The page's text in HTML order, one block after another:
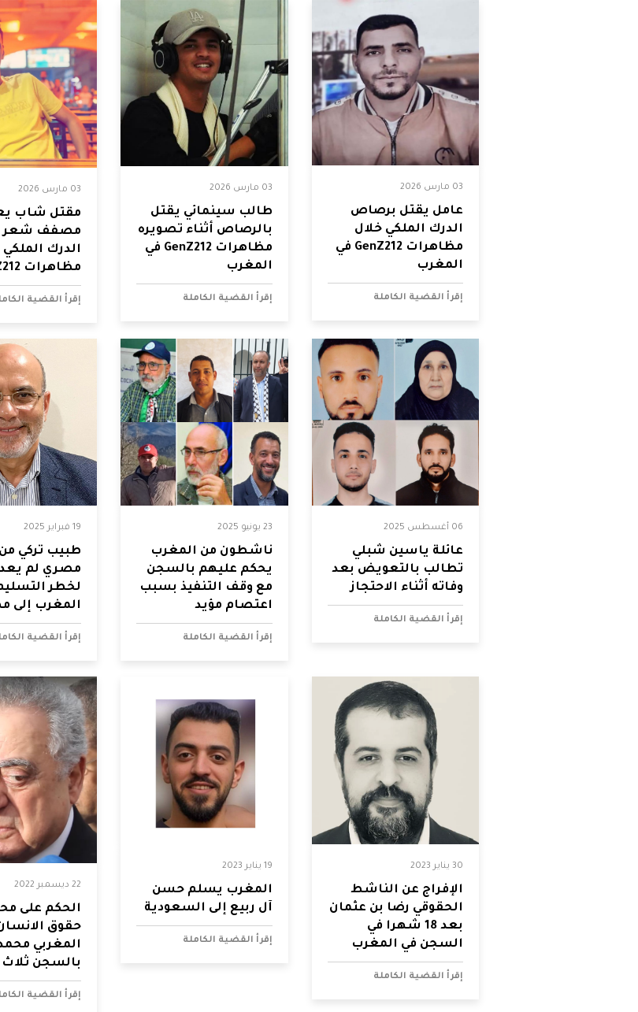
مصر
العراق
الأردن
الكويت
ليبيا
عمان
فلسطين
قطر
السعودية
سوريا
تونس
اتصل بنا
03 مارس 2026
عامل يقتل برصاص
الدرك الملكي خلال
مظاهرات GenZ212 في
المغرب
إقرأ القضية الكاملة
03 مارس 2026
طالب سينمائي يقتل
بالرصاص أثناء تصويره
مظاهرات GenZ212 في
المغرب
إقرأ القضية الكاملة
03 مارس 2026
مقتل شاب
مصفف شعر
الدرك الملكي
مظاهرات GenZ212
إقرأ القضية
06 أغسطس 2025
عائلة ياسين شبلي
تطالب بالتعويض بعد
وفاته أثناء الاحتجاز
إقرأ القضية الكاملة
23 يونيو 2025
ناشطون من المغرب
يحكم عليهم بالسجن
مع وقف التنفيذ بسبب
اعتصام مؤيد
لفلسطين
إقرأ القضية الكاملة
19 فبراير 2025
طبيب تركي
مصري لم
لخطر
المغرب إلى
إقرأ القضية
30 يناير 2023
الإفراج عن الناشط
الحقوقي رضا بن عثمان
بعد 18 شهرا في
السجن في المغرب
إقرأ القضية الكاملة
19 يناير 2023
المغرب يسلم حسن
آل ربيع إلى السعودية
إقرأ القضية الكاملة
22 ديسمبر 2022
الحكم على
حقوق
المغربي
بالسجن
إقرأ القضية